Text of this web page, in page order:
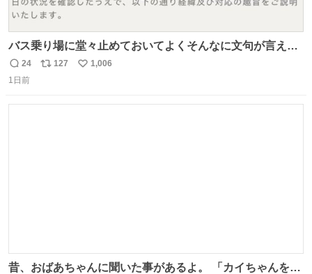
バス乗り場に堂々止めておいてよくそんなに文句が言える
ね 運転士は日本人やったのなら韓国人は関係ないし、なん
なら68歳も関係ない…
返
信
24
リ
127
い
1,006
1日前
昔、おばあちゃんに聞いた事があるよ。 「カイちゃんをい